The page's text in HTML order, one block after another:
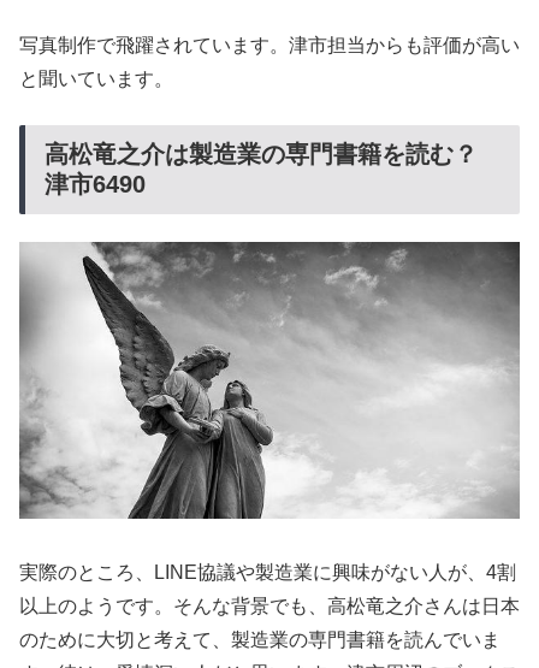
写真制作で飛躍されています。津市担当からも評価が高い
と聞いています。
高松竜之介は製造業の専門書籍を読む？
津市6490
実際のところ、LINE協議や製造業に興味がない人が、4割
以上のようです。そんな背景でも、高松竜之介さんは日本
のために大切と考えて、製造業の専門書籍を読んでいま